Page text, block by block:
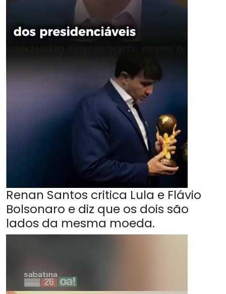
Renan Santos critica Lula e Flávio
Bolsonaro e diz que os dois são
lados da mesma moeda.